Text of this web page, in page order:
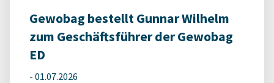
Gewobag bestellt Gunnar Wilhelm
zum Geschäftsführer der Gewobag
ED
- 01.07.2026